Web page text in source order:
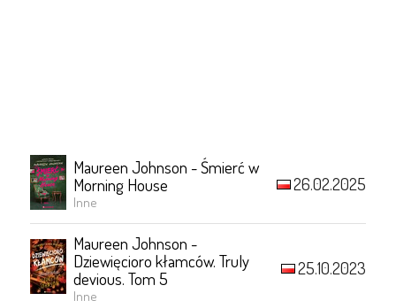
Maureen Johnson - Śmierć w
Morning House
Inne
26.02.2025
Maureen Johnson -
Dziewięcioro kłamców. Truly
devious. Tom 5
Inne
25.10.2023